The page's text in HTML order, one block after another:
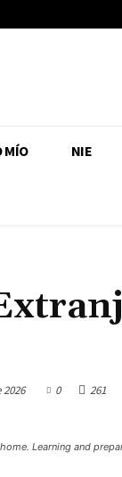
MÍO NIE
0 261
Learning and